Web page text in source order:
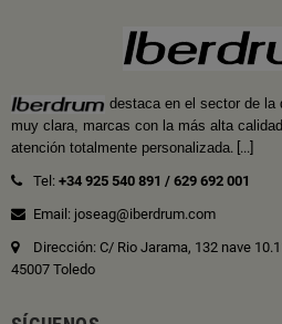
destaca en el sector de la
muy clara, marcas con la más alta
atención totalmente personalizada. [...]
Tel: +34 925 540 891 / 629 692 001
Email: joseag@iberdrum.com
Dirección: C/ Rio Jarama, 132 nave
45007 Toledo